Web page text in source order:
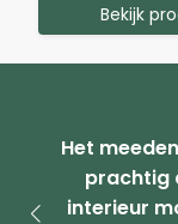
Bekijk
Het
prachtig
interieur